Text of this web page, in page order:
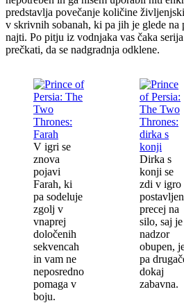
predstavlja povečanje količine
v skrivnih sobanah, ki pa jih je glede na
najti. Po pitju iz vodnjaka vas čaka
prečkati, da se nadgradnja odklene.
V igri se
znova
pojavi
Farah, ki
pa sodeluje
zgolj v
vnaprej
določenih
sekvencah
in vam ne
neposredno
pomaga v
boju.
Dirka s
konji se
zdi v igro
precej na
silo, saj je
nadzor
obupen,
pa
dokaj
zabavna.